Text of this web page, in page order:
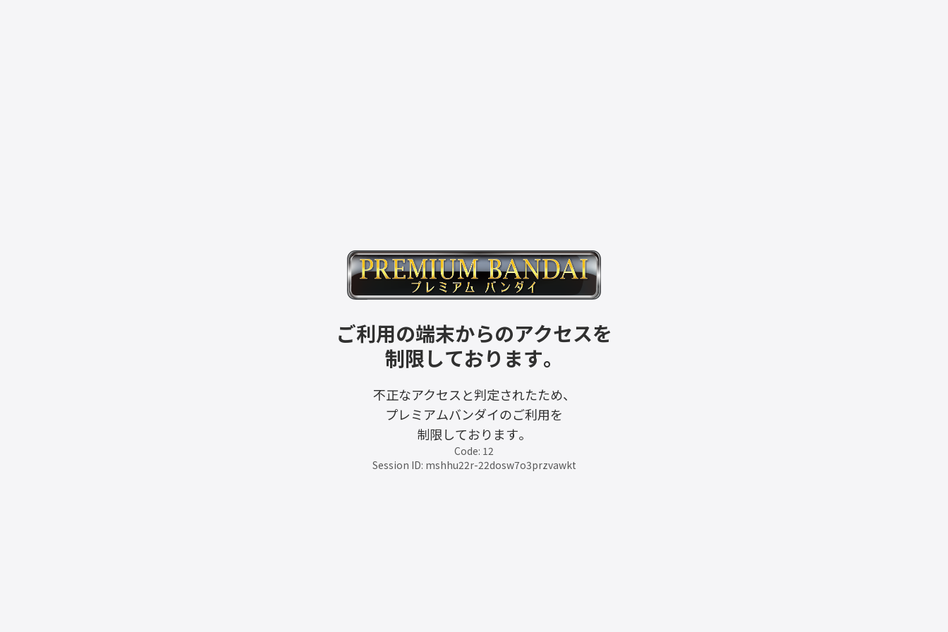
ご利用の端末からのアクセスを
制限しております。
不正なアクセスと判定されたため、
プレミアムバンダイのご利用を
制限しております。
Code: 12
Session ID: mshhu22r-22dosw7o3przvawkt